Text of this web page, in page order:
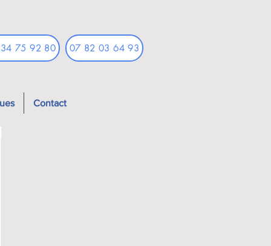
75 92 80 07 82 03 64 93
Contact